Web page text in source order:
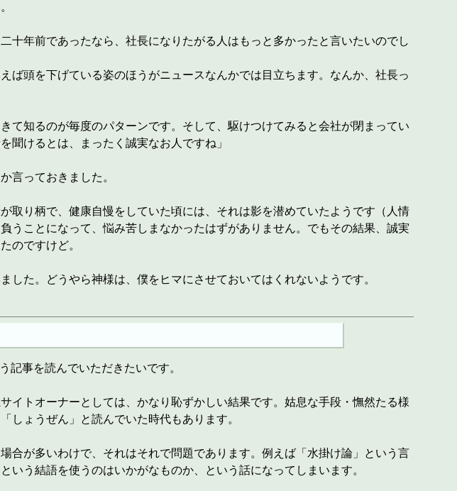
十年前であったなら、社長になりたがる人はもっと多かったと言いたいのでし
頭を下げている姿のほうがニュースなんかでは目立ちます。なんか、社長っ
て知るのが毎度のパターンです。そして、駆けつけてみると会社が閉まってい
聞けるとは、まったく誠実なお人ですね」
言っておきました。
取り柄で、健康自慢をしていた頃には、それは影を潜めていたようです（人情
うことになって、悩み苦しまなかったはずがありません。でもその結果、誠実
のですけど。
した。どうやら神様は、僕をヒマにさせておいてはくれないようです。
記事を読んでいただきたいです。
イトオーナーとしては、かなり恥ずかしい結果です。姑息な手段・憮然たる様
しょうぜん」と読んでいた時代もあります。
合が多いわけで、それはそれで問題であります。例えば「水掛け論」という言
う結語を使うのはいかがなものか、という話になってしまいます。